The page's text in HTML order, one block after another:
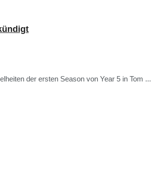
der ersten Season von Year 5 in Tom ...